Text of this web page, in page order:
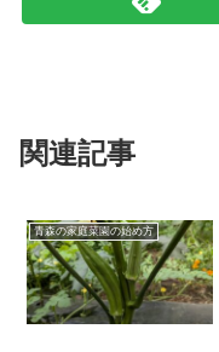
関連記事
青森の家庭菜園の始め方